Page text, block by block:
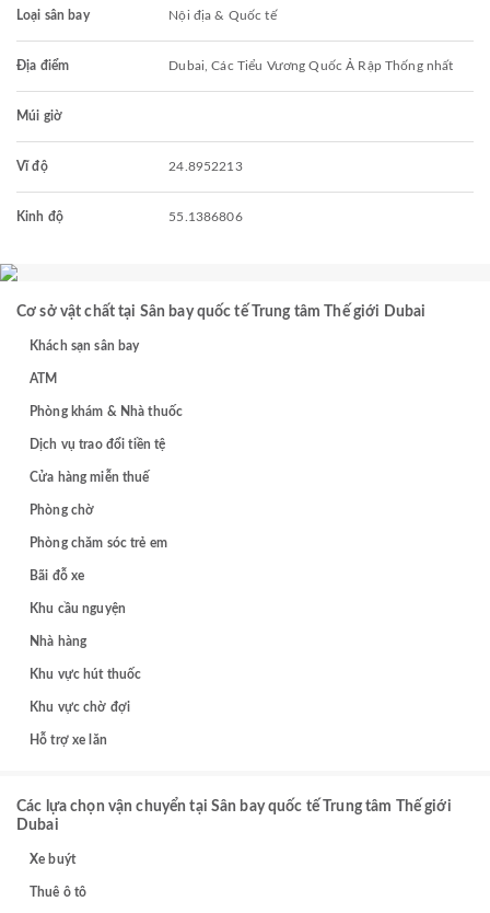
Loại sân bay Nội địa & Quốc tế
Địa điểm Dubai, Các Tiểu Vương Quốc Ả Rập Thống nhất
Múi giờ
Vĩ độ 24.8952213
Kinh độ 55.1386806
Cơ sở vật chất tại Sân bay quốc tế Trung tâm Thế giới Dubai
Khách sạn sân bay
ATM
Phòng khám & Nhà thuốc
Dịch vụ trao đổi tiền tệ
Cửa hàng miễn thuế
Phòng chờ
Phòng chăm sóc trẻ em
Bãi đỗ xe
Khu cầu nguyện
Nhà hàng
Khu vực hút thuốc
Khu vực chờ đợi
Hỗ trợ xe lăn
Các lựa chọn vận chuyển tại Sân bay quốc tế Trung tâm Thế giới
Dubai
Xe buýt
Thuê ô tô